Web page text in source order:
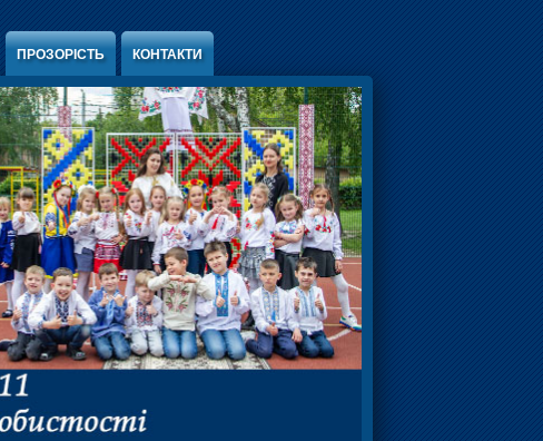
ПРОЗОРІСТЬ КОНТАКТИ